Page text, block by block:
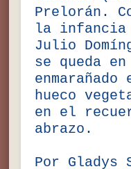
Prelorán.
la infancia
Julio
se queda
hueco
en el
abrazo.
Por Gladys